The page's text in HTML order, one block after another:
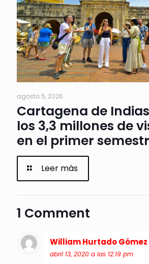
agosto 5, 2026
Cartagena de
los 3,3 millones de
en el primer
Leer más
1 Comment
William Hurtado Gómez
abril 13, 2020 a las 12:19 pm